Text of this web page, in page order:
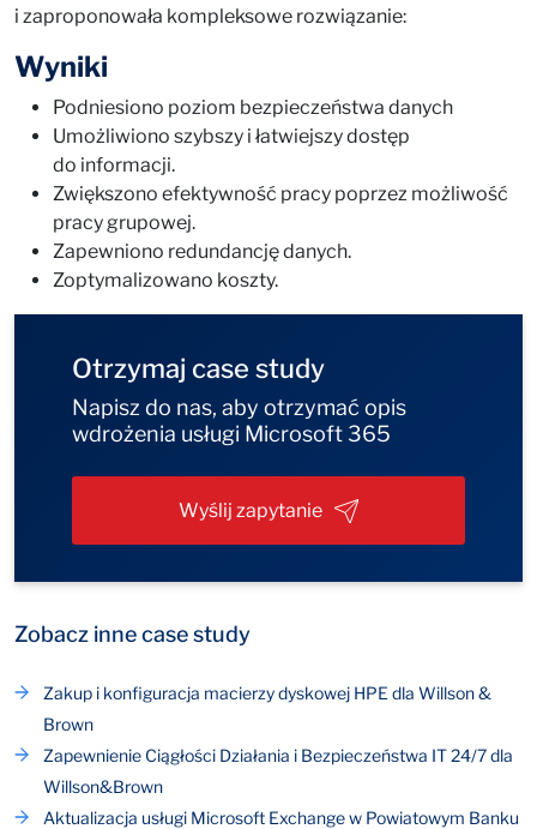
i zaproponowała kompleksowe rozwiązanie:
Wyniki
Podniesiono poziom bezpieczeństwa danych
Umożliwiono szybszy i łatwiejszy dostęp
do informacji.
Zwiększono efektywność pracy poprzez możliwość
pracy grupowej.
Zapewniono redundancję danych.
Zoptymalizowano koszty.
Otrzymaj case study
Napisz do nas, aby otrzymać opis
wdrożenia usługi Microsoft 365
Wyślij zapytanie
Zobacz inne case study
Zakup i konfiguracja macierzy dyskowej HPE dla Willson &
Brown
Zapewnienie Ciągłości Działania i Bezpieczeństwa IT 24/7 dla
Willson&Brown
Aktualizacja usługi Microsoft Exchange w Powiatowym Banku